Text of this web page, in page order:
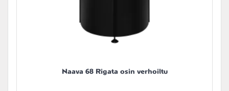
Naava 68 Rigata osin verhoiltu